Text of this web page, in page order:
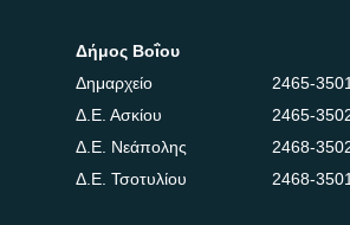
Δήμος Βοΐου
Δημαρχείο
2465-
Δ.Ε. Ασκίου
2465-
Δ.Ε. Νεάπολης
2468-
Δ.Ε. Τσοτυλίου
2468-